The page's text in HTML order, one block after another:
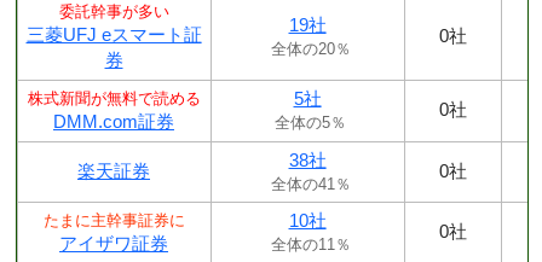
委託幹事が多い
三菱UFJ eスマート証
券
19社
全体の20％
0社
株式新聞が無料で読める
DMM.com証券
5社
全体の5％
0社
楽天証券
38社
全体の41％
0社
たまに主幹事証券に
アイザワ証券
10社
全体の11％
0社